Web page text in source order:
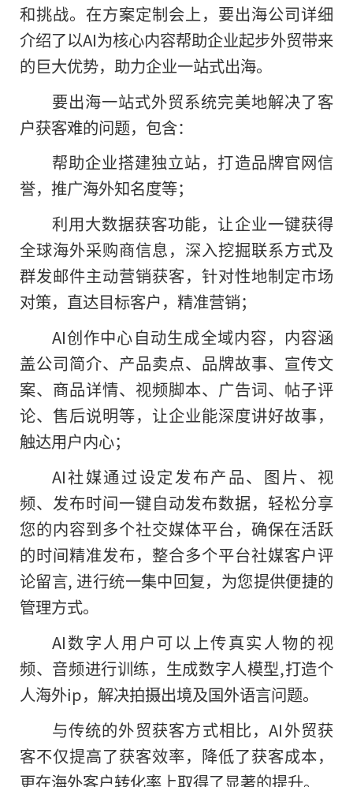
和挑战。在方案定制会上，要出海公司详细
介绍了以AI为核心内容帮助企业起步外贸带来
的巨大优势，助力企业一站式出海。
要出海一站式外贸系统完美地解决了客
户获客难的问题，包含：
帮助企业搭建独立站，打造品牌官网信
誉，推广海外知名度等；
利用大数据获客功能，让企业一键获得
全球海外采购商信息，深入挖掘联系方式及
群发邮件主动营销获客，针对性地制定市场
对策，直达目标客户，精准营销；
AI创作中心自动生成全域内容，内容涵
盖公司简介、产品卖点、品牌故事、宣传文
案、商品详情、视频脚本、广告词、帖子评
论、售后说明等，让企业能深度讲好故事，
触达用户内心；
AI社媒通过设定发布产品、图片、视
频、发布时间一键自动发布数据，轻松分享
您的内容到多个社交媒体平台，确保在活跃
的时间精准发布，整合多个平台社媒客户评
论留言, 进行统一集中回复，为您提供便捷的
管理方式。
AI数字人用户可以上传真实人物的视
频、音频进行训练，生成数字人模型,打造个
人海外ip，解决拍摄出境及国外语言问题。
与传统的外贸获客方式相比，AI外贸获
客不仅提高了获客效率，降低了获客成本，
更在海外客户转化率上取得了显著的提升。